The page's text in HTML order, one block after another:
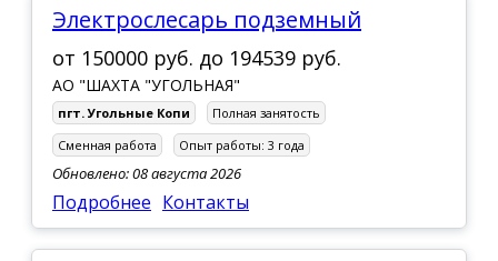
Электрослесарь подземный
от 150000 руб. до 194539 руб.
АО "ШАХТА "УГОЛЬНАЯ"
пгт. Угольные Копи
Полная занятость
Сменная работа
Опыт работы: 3 года
Обновлено: 08 августа 2026
Подробнее Контакты